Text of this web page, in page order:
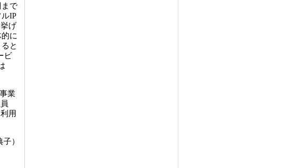
まで
IP
げ
に
と
ビ
業
用
）